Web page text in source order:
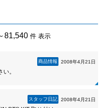
81,540 件 表示
商品情報 2008年4月21日
。
スタッフ日記 2008年4月21日